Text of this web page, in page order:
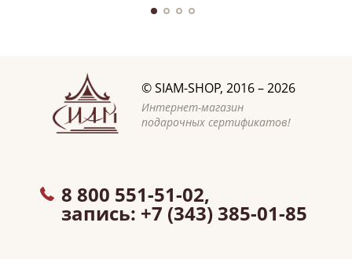
©SIAM-SHOP, 2016 – 2026
Интернет-магазин
подарочных сертификатов!
8 800 551-51-02,
запись: +7 (343) 385-01-85